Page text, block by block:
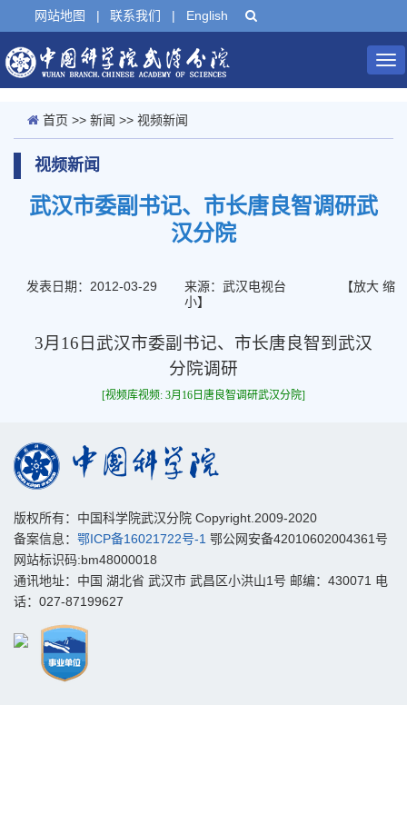
网站地图 | 联系我们 | English
首页 >> 新闻 >> 视频新闻
视频新闻
武汉市委副书记、市长唐良智调研武
汉分院
发表日期：2012-03-29 来源：武汉电视台 【放大 缩
小】
3月16日武汉市委副书记、市长唐良智到武汉
分院调研
[视频库视频: 3月16日唐良智调研武汉分院]
版权所有：中国科学院武汉分院 Copyright.2009-2020
备案信息： 鄂ICP备16021722号-1 鄂公网安备42010602004361号
网站标识码:bm48000018
通讯地址：中国 湖北省 武汉市 武昌区小洪山1号 邮编：430071 电
话：027-87199627